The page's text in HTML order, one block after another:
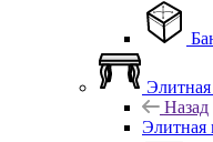
Назад
Элитная